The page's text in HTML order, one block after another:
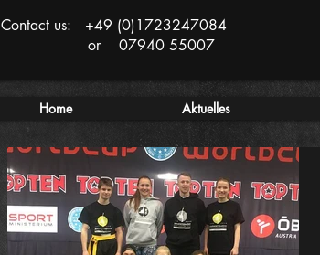
Contact us: +49 (0)1723247084
or 07940 55007
Home Aktuelles